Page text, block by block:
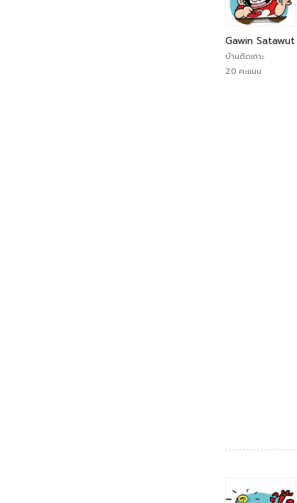
Gawin Satawut
บ้านติดเกาะ
20 คะแนน